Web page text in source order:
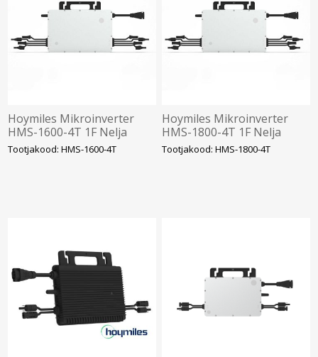
Hoymiles Mikroinverter
HMS-1600-4T 1F Nelja
sisendiga. SOLAR
Tootjakood: HMS-1600-4T
Hoymiles Mikroinverter
HMS-1800-4T 1F Nelja
sisendiga. SOLAR
Tootjakood: HMS-1800-4T